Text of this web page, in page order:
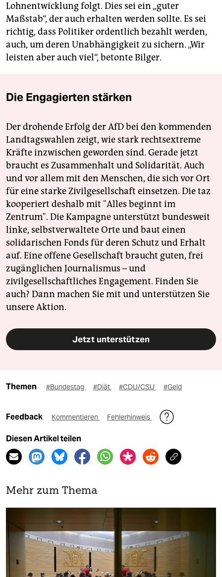
Lohnentwicklung folgt. Dies sei ein „guter
Maßstab“, der auch erhalten werden sollte. Es sei
richtig, dass Politiker ordentlich bezahlt werden,
auch, um deren Unabhängigkeit zu sichern. „Wir
leisten aber auch viel“, betonte Bilger.
Die Engagierten stärken
Der drohende Erfolg der AfD bei den kommenden
Landtagswahlen zeigt, wie stark rechtsextreme
Kräfte inzwischen geworden sind. Gerade jetzt
braucht es Zusammenhalt und Solidarität. Auch
und vor allem mit den Menschen, die sich vor Ort
für eine starke Zivilgesellschaft einsetzen. Die taz
kooperiert deshalb mit "Alles beginnt im
Zentrum". Die Kampagne unterstützt bundesweit
linke, selbstverwaltete Orte und baut einen
solidarischen Fonds für deren Schutz und Erhalt
auf. Eine offene Gesellschaft braucht guten, frei
zugänglichen Journalismus – und
zivilgesellschaftliches Engagement. Finden Sie
auch? Dann machen Sie mit und unterstützen Sie
unsere Aktion.
Jetzt unterstützen
Themen #Bundestag #Diät #CDU/CSU #Geld
Feedback Kommentieren Fehlerhinweis
Diesen Artikel teilen
Mehr zum Thema